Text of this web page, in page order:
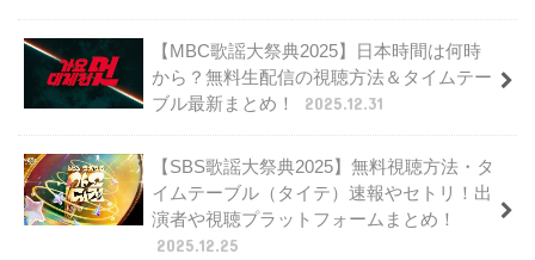
【MBC歌謡大祭典2025】日本時間は何時
から？無料生配信の視聴方法＆タイムテー
ブル最新まとめ！
2025.12.31
【SBS歌謡大祭典2025】無料視聴方法・タ
イムテーブル（タイテ）速報やセトリ！出
演者や視聴プラットフォームまとめ！
2025.12.25